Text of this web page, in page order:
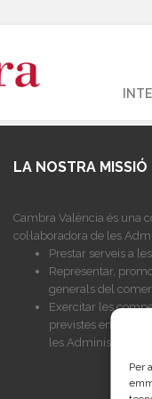
Per
LA NOSTRA MISSIÓ
Cambra València és una
col·laboradora de les
Prestar serveis a
Representar,
generals del
Exercitar les
previstes en la
les